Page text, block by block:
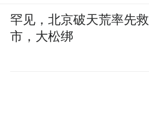
罕见，北京破天荒率先救
市，大松绑